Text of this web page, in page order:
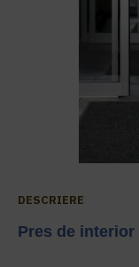
DESCRIERE
Pres de interior